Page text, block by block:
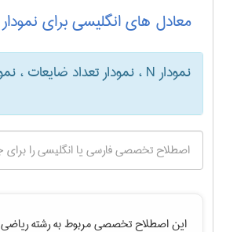
معادل های انگلیسی برای نمودار N ، نمودار تعداد ضایعات ، نمودار N‌P
نمودار N ، نمودار تعداد ضایعات ، نمودار N‌P
این اصطلاح تخصصی مربوط به رشتهرياضی